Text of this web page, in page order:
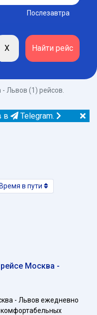
Послезавтра
Львов (1) рейсов.
в Telegram.
Время в пути
Москва -
- Львов ежедневно